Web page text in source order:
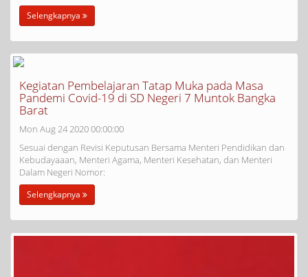
Selengkapnya
Kegiatan Pembelajaran Tatap Muka pada Masa
Pandemi Covid-19 di SD Negeri 7 Muntok Bangka
Barat
Mon Aug 24 2020 00:00:00
Sesuai dengan Revisi Keputusan Bersama Menteri Pendidikan dan
Kebudayaaan, Menteri Agama, Menteri Kesehatan, dan Menteri
Dalam Negeri Nomor:
Selengkapnya